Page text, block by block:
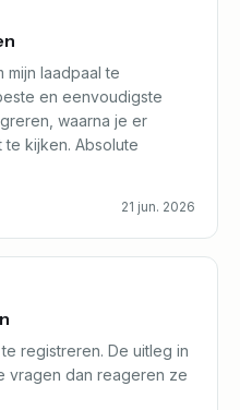
laadpaal te
en eenvoudigste
waarna je er
kijken. Absolute
21 jun. 2026
registreren. De uitleg in
vragen dan reageren ze